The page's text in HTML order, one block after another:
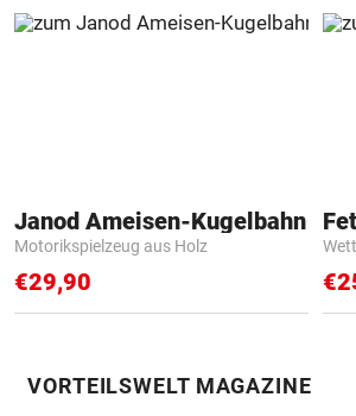
Janod Ameisen-Kugelbahn
Motorikspielzeug aus Holz
€29,90
VORTEILSWELT MAGAZINE